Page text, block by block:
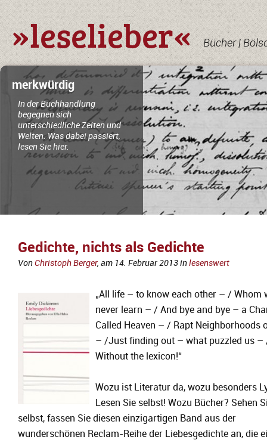
»leselieber« Bücher |
merkwürdig
In der Buchhandlung
begegnen sich
unterschiedliche Zeiten und
Welten. Was dabei passiert,
lesen Sie hier.
Gedichte, nichts als Gedichte
VonChristoph Berger, am 14. Februar 2013inlesenswert
„All life – to know each other – / Whom
never learn – / And bye and bye – a
Called Heaven – / Rapt Neighborhoods
– /Just finding out – what puzzled us –
Without the lexicon!“
Wozu ist Literatur da, wozu besonders
Lesen Sie selbst! Wozu Bücher? Sehen
selbst, fassen Sie diesen einzigartigen Band aus der
wunderschönen Reclam-Reihe der Liebesgedichte an, die